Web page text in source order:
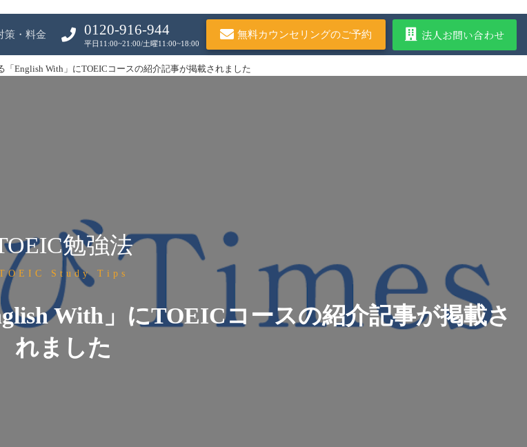
策・料金 0120-916-944
平日11:00~21:00/土曜11:00~18:00
無料カウンセリングのご予約 法人お問い合わせ
「English With」にTOEICコースの紹介記事が掲載されました
勉強法
Study Tips
With」にTOEICコースの紹介記事が掲載さ
れました